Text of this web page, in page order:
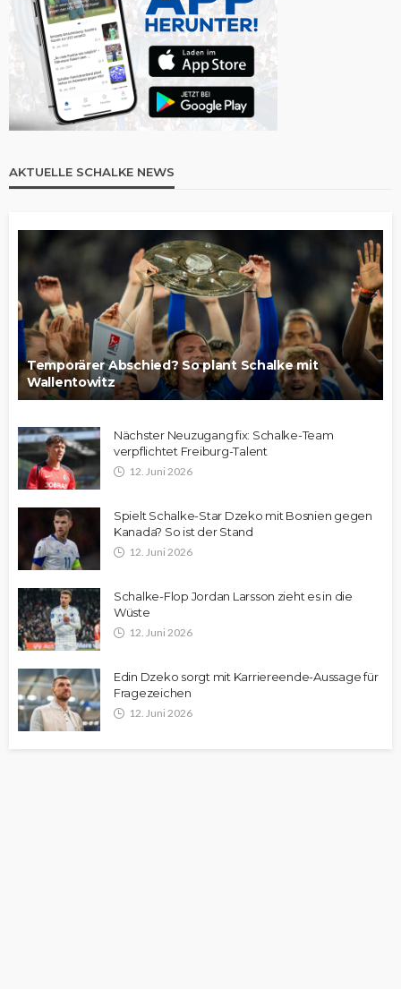
AKTUELLE SCHALKE NEWS
Temporärer Abschied? So plant Schalke mit
Wallentowitz
Nächster Neuzugang fix: Schalke-Team
verpflichtet Freiburg-Talent
12. Juni 2026
Spielt Schalke-Star Dzeko mit Bosnien gegen
Kanada? So ist der Stand
12. Juni 2026
Schalke-Flop Jordan Larsson zieht es in die
Wüste
12. Juni 2026
Edin Dzeko sorgt mit Karriereende-Aussage für
Fragezeichen
12. Juni 2026